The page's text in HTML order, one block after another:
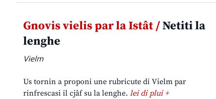
Gnovis vielis par la Istât /Netiti la
lenghe
Vielm
Us tornin a proponi une rubricute di Vielm par
rinfrescasi il cjâf su la lenghe. lei di plui +